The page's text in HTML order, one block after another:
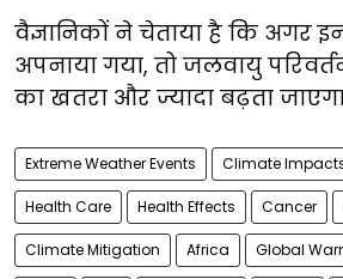
वैज्ञानिकों ने चेताया है कि अगर
अपनाया गया, तो जलवायु
का खतरा और ज्यादा बढ़ता
Extreme Weather Events Climate
Health Care Health Effects Cancer
Climate Mitigation Africa Global